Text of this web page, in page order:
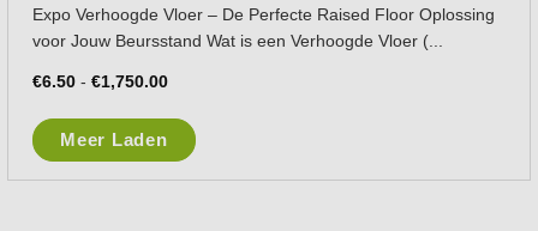
Expo Verhoogde Vloer – De Perfecte Raised Floor Oplossing
voor Jouw Beursstand Wat is een Verhoogde Vloer (...
€6.50 - €1,750.00
Meer Laden